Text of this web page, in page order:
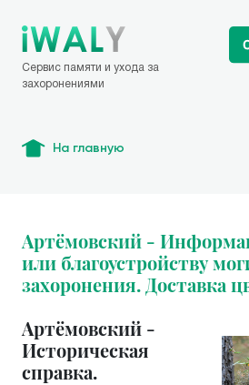
Сервис памяти и ухода за
захоронениями
На главную
Артёмовский -
или благоустройству
захоронения. Доставка
Артёмовский -
Историческая
справка.